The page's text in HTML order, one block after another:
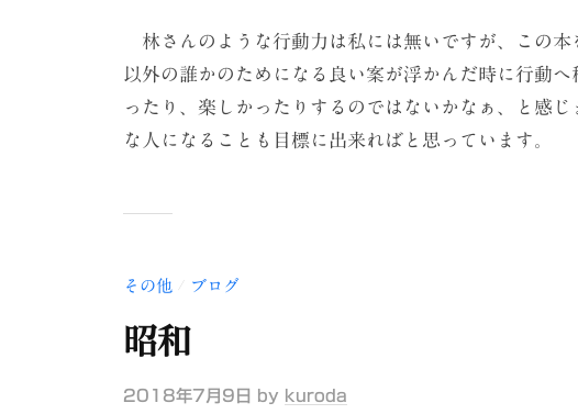
林さんのような行動力は私には無いですが、この本
以外の誰かのためになる良い案が浮かんだ時に行動
ったり、楽しかったりするのではないかなぁ、と感
な人になることも目標に出来ればと思っています。
その他 ブログ
昭和
2018年7月9日 by kuroda